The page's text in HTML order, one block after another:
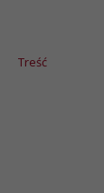
Treść